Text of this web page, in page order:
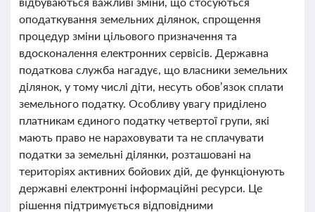
оподаткування земельних ділянок, спрощення
процедур зміни цільового призначення та
вдосконалення електронних сервісів. Державна
податкова служба нагадує, що власники земельних
ділянок, у тому числі діти, несуть обов’язок сплати
земельного податку. Особливу увагу приділено
платникам єдиного податку четвертої групи, які
мають право не нараховувати та не сплачувати
податки за земельні ділянки, розташовані на
територіях активних бойових дій, де функціонують
державні електронні інформаційні ресурси. Це
рішення підтримується відповідними